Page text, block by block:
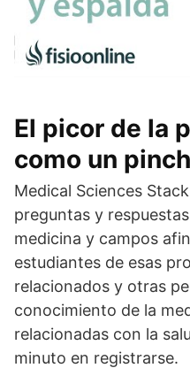
El picor de la
como un
Medical Sciences
preguntas y
medicina y campos
estudiantes de esas
relacionados y otras
conocimiento de la
relacionadas con la
minuto en registrarse.